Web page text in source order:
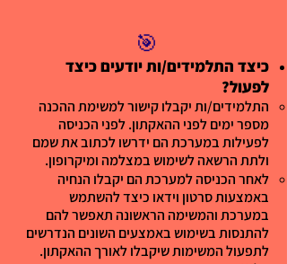
🎯
כיצד התלמידים/ות יודעים כיצד
לפעול?
התלמידים/ות יקבלו קישור למשימת ההכנה
מספר ימים לפני ההאקתון. לפני הכניסה
לפעילות במערכת הם ידרשו לכתוב את שמם
ולתת הרשאה לשימוש במצלמה ומיקרופון.
לאחר הכניסה למערכת הם יקבלו הנחיה
באמצעות סרטון וידאו כיצד להשתמש
במערכת והמשימה הראשונה תאפשר להם
להתנסות בשימוש באמצעים השונים הנדרשים
לתפעול המשימות שיקבלו לאורך ההאקתון.